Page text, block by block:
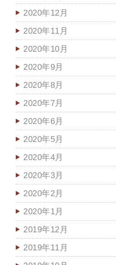
2020年12月
2020年11月
2020年10月
2020年9月
2020年8月
2020年7月
2020年6月
2020年5月
2020年4月
2020年3月
2020年2月
2020年1月
2019年12月
2019年11月